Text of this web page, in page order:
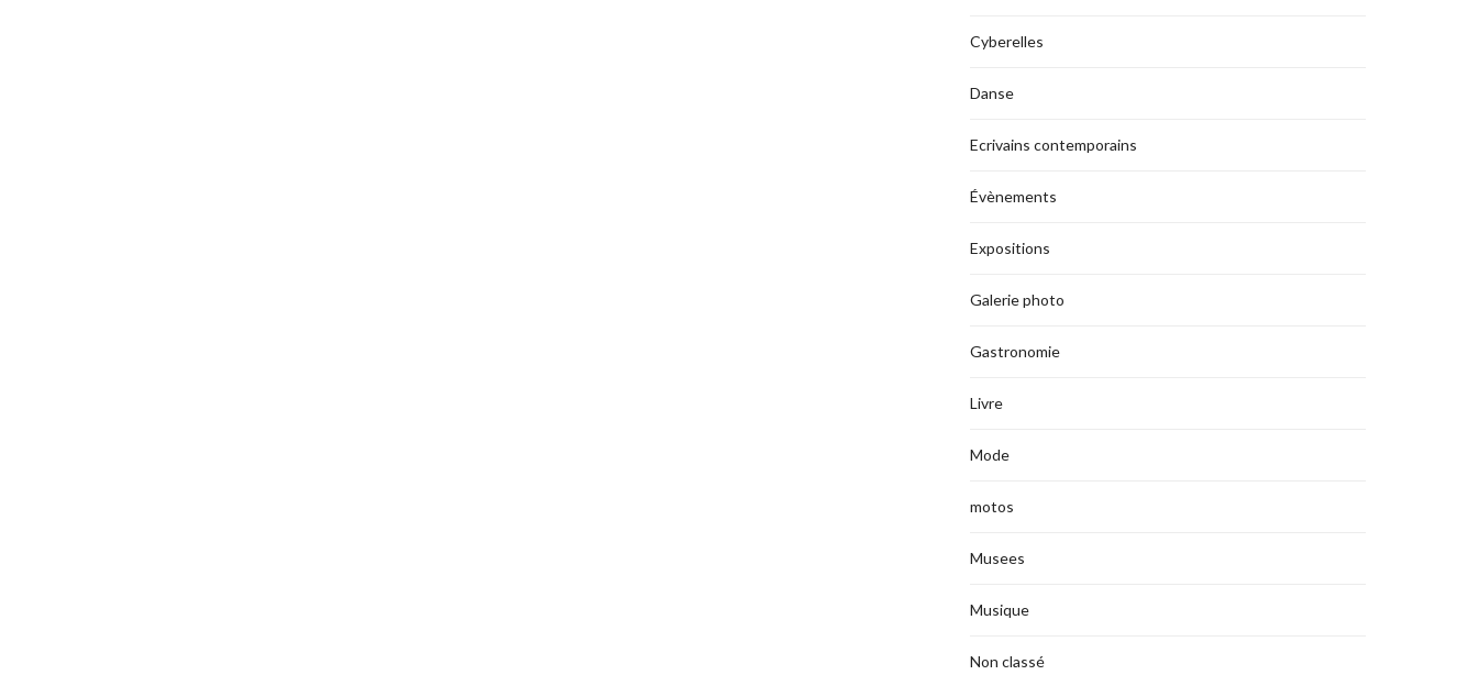
Cyberelles
Danse
Ecrivains contemporains
Évènements
Expositions
Galerie photo
Gastronomie
Livre
Mode
motos
Musees
Musique
Non classé